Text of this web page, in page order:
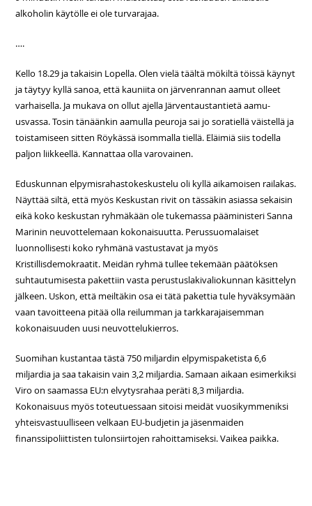
alkoholin käytölle ei ole turvarajaa.
….
Kello 18.29 ja takaisin Lopella. Olen vielä täältä mökiltä töissä käynyt
ja täytyy kyllä sanoa, että kauniita on järvenrannan aamut olleet
varhaisella. Ja mukava on ollut ajella Järventaustantietä aamu-
usvassa. Tosin tänäänkin aamulla peuroja sai jo soratiellä väistellä ja
toistamiseen sitten Röykässä isommalla tiellä. Eläimiä siis todella
paljon liikkeellä. Kannattaa olla varovainen.
Eduskunnan elpymisrahastokeskustelu oli kyllä aikamoisen railakas.
Näyttää siltä, että myös Keskustan rivit on tässäkin asiassa sekaisin
eikä koko keskustan ryhmäkään ole tukemassa pääministeri Sanna
Marinin neuvottelemaan kokonaisuutta. Perussuomalaiset
luonnollisesti koko ryhmänä vastustavat ja myös
Kristillisdemokraatit. Meidän ryhmä tullee tekemään päätöksen
suhtautumisesta pakettiin vasta perustuslakivaliokunnan käsittelyn
jälkeen. Uskon, että meiltäkin osa ei tätä pakettia tule hyväksymään
vaan tavoitteena pitää olla reilumman ja tarkkarajaisemman
kokonaisuuden uusi neuvottelukierros.
Suomihan kustantaa tästä 750 miljardin elpymispaketista 6,6
miljardia ja saa takaisin vain 3,2 miljardia. Samaan aikaan esimerkiksi
Viro on saamassa EU:n elvytysrahaa peräti 8,3 miljardia.
Kokonaisuus myös toteutuessaan sitoisi meidät vuosikymmeniksi
yhteisvastuulliseen velkaan EU-budjetin ja jäsenmaiden
finanssipoliittisten tulonsiirtojen rahoittamiseksi. Vaikea paikka.